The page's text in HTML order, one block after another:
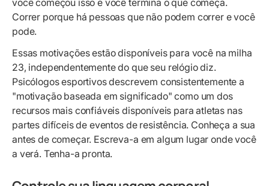
você começou isso e você termina o que começa.
Correr porque há pessoas que não podem correr e você
pode.
Essas motivações estão disponíveis para você na milha
23, independentemente do que seu relógio diz.
Psicólogos esportivos descrevem consistentemente a
"motivação baseada em significado" como um dos
recursos mais confiáveis disponíveis para atletas nas
partes difíceis de eventos de resistência. Conheça a sua
antes de começar. Escreva-a em algum lugar onde você
a verá. Tenha-a pronta.